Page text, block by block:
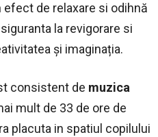
efect de relaxare si odihnă
la revigorare si
și imaginația.
consistent de muzica
mult de 33 de ore de
placuta in spatiul copilului